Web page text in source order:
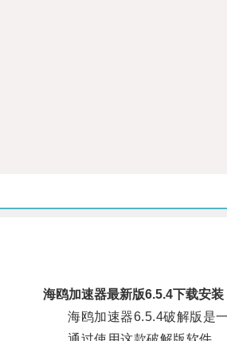
海鸥加速器最新版6.5.4下载安装
海鸥加速器6.5.4破解版是一